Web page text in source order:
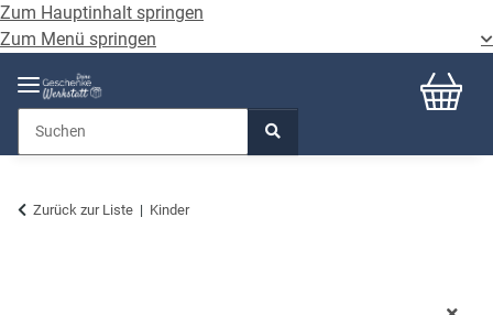
Zum Hauptinhalt springen
Zum Menü springen
Zurück zur Liste Kinder